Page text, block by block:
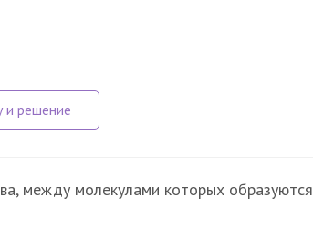
между молекулами которых образуются